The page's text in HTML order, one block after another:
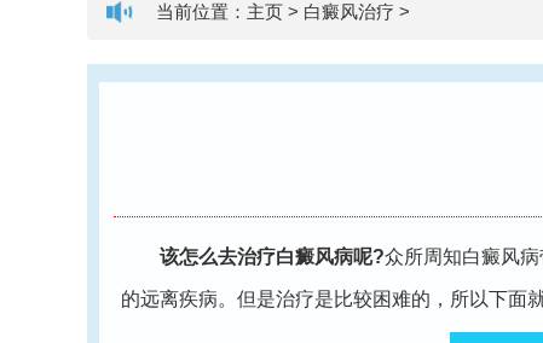
当前位置： 主页 > 白癜风治疗 >
该怎么去治疗白癜风病呢?众所周知白癜风
的远离疾病。但是治疗是比较困难的，所以下面